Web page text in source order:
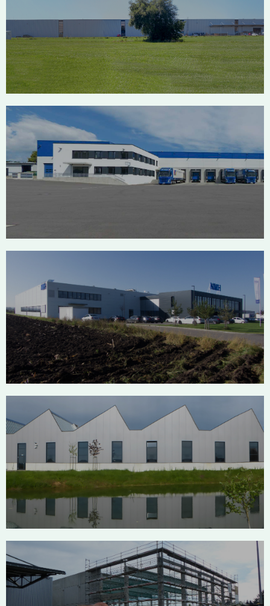
Staud Bad Saulgau
Spedition Steinhart
Sigmaringendorf
NMH Mengen
Paul Dürmentingen